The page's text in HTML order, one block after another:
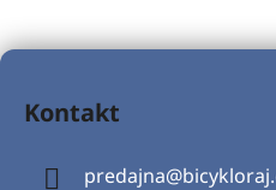
Z
Kontakt
predajna@